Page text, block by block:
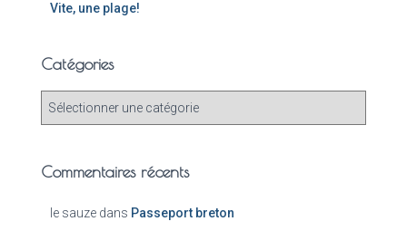
Vite, une plage!
Catégories
Commentaires récents
le sauze dans Passeport breton